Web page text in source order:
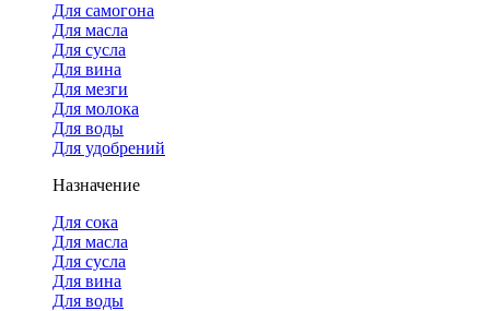
Для самогона
Для масла
Для сусла
Для вина
Для мезги
Для молока
Для воды
Для удобрений
Назначение
Для сока
Для масла
Для сусла
Для вина
Для воды